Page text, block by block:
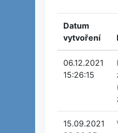
Datum
vytvoření
06.12.2021
15:26:15
15.09.2021